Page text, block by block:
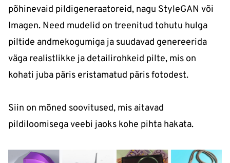
põhinevaid pildigeneraatoreid, nagu StyleGAN või
Imagen. Need mudelid on treenitud tohutu hulga
piltide andmekogumiga ja suudavad genereerida
väga realistlikke ja detailirohkeid pilte, mis on
kohati juba päris eristamatud päris fotodest.
Siin on mõned soovitused, mis aitavad
pildiloomisega veebi jaoks kohe pihta hakata.